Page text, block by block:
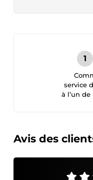
service
à l’un
Avis des